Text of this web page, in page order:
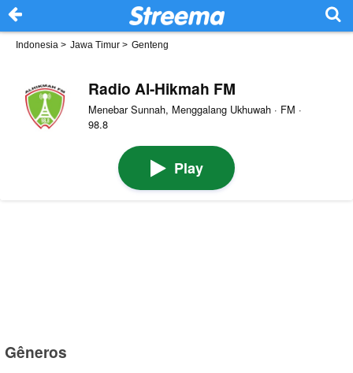
Indonesia > Jawa Timur > Genteng
Radio Al-Hikmah FM
Menebar Sunnah, Menggalang Ukhuwah · FM ·
98.8
Play
Gêneros